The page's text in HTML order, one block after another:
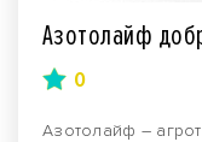
Азотолайф
0
Азотолайф –